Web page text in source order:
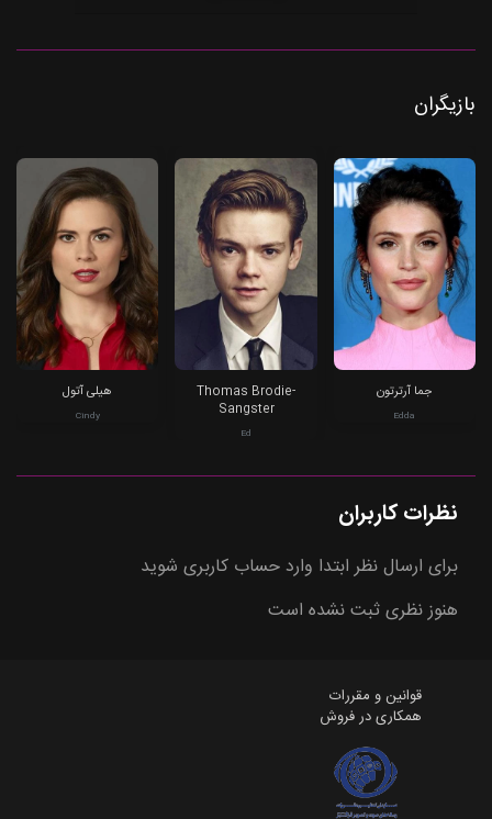
بازیگران
جما آرترتون
Edda
Thomas Brodie-
Sangster
Ed
هیلی آتول
Cindy
نظرات کاربران
برای ارسال نظر ابتدا وارد حساب کاربری شوید
هنوز نظری ثبت نشده است
قوانین و مقررات
همکاری در فروش